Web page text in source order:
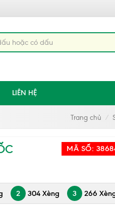
LIÊN HỆ
Trang chủ
MÃ SỐ:
2 304 Xèng 3 266